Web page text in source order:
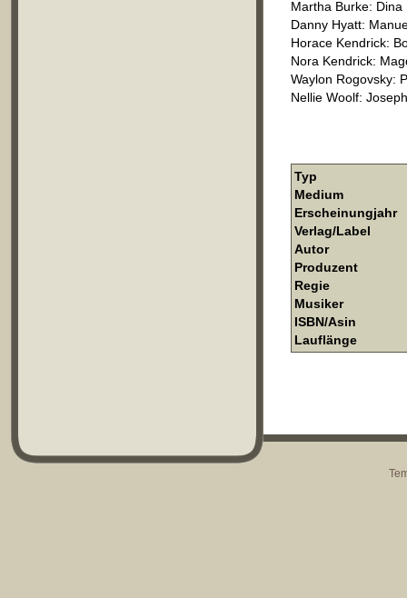
Martha Burke: Dina
Danny Hyatt:
Horace Kendrick:
Nora Kendrick:
Waylon Rogovsky:
Nellie Woolf:
Typ
Medium
Erscheinungjahr
Verlag/Label
Autor
Produzent
Regie
Musiker
ISBN/Asin
Lauflänge